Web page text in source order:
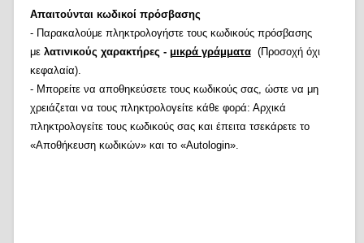
Απαιτούνται κωδικοί πρόσβασης
- Παρακαλούμε πληκτρολογήστε τους κωδικούς πρόσβασης
με λατινικούς χαρακτήρες - μικρά γράμματα(Προσοχή όχι
κεφαλαία).
- Μπορείτε να αποθηκεύσετε τους κωδικούς σας, ώστε να μη
χρειάζεται να τους πληκτρολογείτε κάθε φορά: Αρχικά
πληκτρολογείτε τους κωδικούς σας και έπειτα τσεκάρετε το
«Αποθήκευση κωδικών» και το «Autologin».